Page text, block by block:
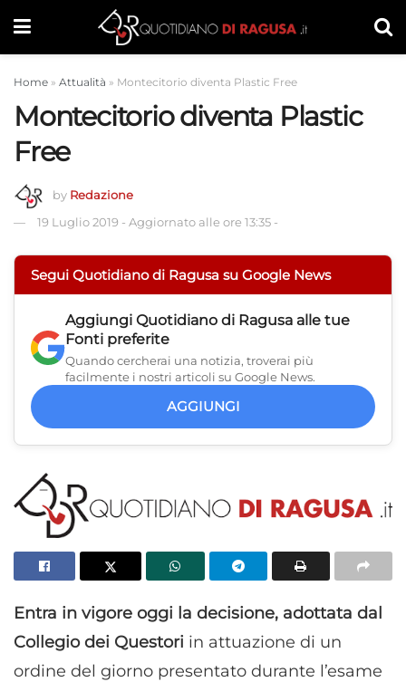
Home » Attualità » Montecitorio diventa Plastic Free
Montecitorio diventa Plastic
Free
by Redazione
19 Luglio 2019 - Aggiornato alle ore 13:35 -
Segui Quotidiano di Ragusa su Google News
Aggiungi Quotidiano di Ragusa alle tue
Fonti preferite
Quando cercherai una notizia, troverai più
facilmente i nostri articoli su Google News.
AGGIUNGI
Entra in vigore oggi la decisione, adottata dal
Collegio dei Questori in attuazione di un
ordine del giorno presentato durante l’esame